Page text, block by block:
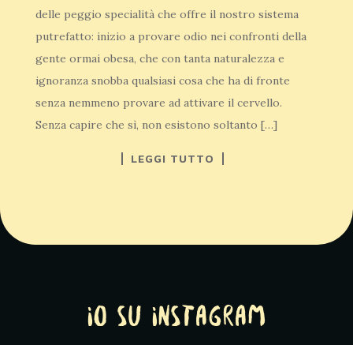
delle peggio specialità che offre il nostro sistema
putrefatto: inizio a provare odio nei confronti della
gente ormai obesa, che con tanta naturalezza e
ignoranza snobba qualsiasi cosa che ha di fronte
senza nemmeno provare ad attivare il cervello.
Senza capire che sì, non esistono soltanto […]
LEGGI TUTTO
Io su Instagram